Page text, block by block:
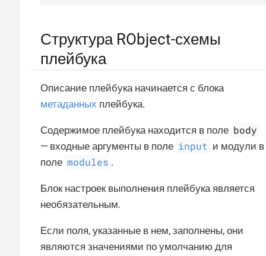
Структура RObject-схемы
плейбука
Описание плейбука начинается с блока
метаданных плейбука.
Содержимое плейбука находится в поле body
— входные аргументы в поле input и модули в
поле modules .
Блок настроек выполнения плейбука является
необязательным.
Если поля, указанные в нем, заполнены, они
являются значениями по умолчанию для